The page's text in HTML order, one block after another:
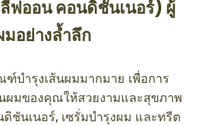
ฟออน คอนดิชันเนอร์) ผู้
มอย่างล้ำลึก
บำรุงเส้นผมมากมาย เพื่อการ
ผมของคุณให้สวยงามและสุขภาพ
ชันเนอร์, เซรั่มบำรุงผม และทรีต